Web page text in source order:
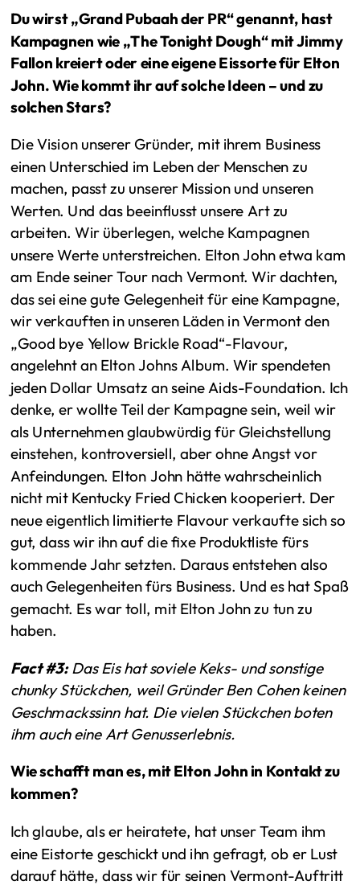
Du wirst „Grand Pubaah der PR“ genannt, hast
Kampagnen wie „The Tonight Dough“ mit Jimmy
Fallon kreiert oder eine eigene Eissorte für Elton
John. Wie kommt ihr auf solche Ideen – und zu
solchen Stars?
Die Vision unserer Gründer, mit ihrem Business
einen Unterschied im Leben der Menschen zu
machen, passt zu unserer Mission und unseren
Werten. Und das beeinflusst unsere Art zu
arbeiten. Wir überlegen, welche Kampagnen
unsere Werte unterstreichen. Elton John etwa kam
am Ende seiner Tour nach Vermont. Wir dachten,
das sei eine gute Gelegenheit für eine Kampagne,
wir verkauften in unseren Läden in Vermont den
„Good bye Yellow Brickle Road“-Flavour,
angelehnt an Elton Johns Album. Wir spendeten
jeden Dollar Umsatz an seine Aids-Foundation. Ich
denke, er wollte Teil der Kampagne sein, weil wir
als Unternehmen glaubwürdig für Gleichstellung
einstehen, kontroversiell, aber ohne Angst vor
Anfeindungen. Elton John hätte wahrscheinlich
nicht mit Kentucky Fried Chicken kooperiert. Der
neue eigentlich limitierte Flavour verkaufte sich so
gut, dass wir ihn auf die fixe Produktliste fürs
kommende Jahr setzten. Daraus entstehen also
auch Gelegenheiten fürs Business. Und es hat Spaß
gemacht. Es war toll, mit Elton John zu tun zu
haben.
Fact #3:Das Eis hat soviele Keks- und sonstige
chunky Stückchen, weil Gründer Ben Cohen keinen
Geschmackssinn hat. Die vielen Stückchen boten
ihm auch eine Art Genusserlebnis.
Wie schafft man es, mit Elton John in Kontakt zu
kommen?
Ich glaube, als er heiratete, hat unser Team ihm
eine Eistorte geschickt und ihn gefragt, ob er Lust
darauf hätte, dass wir für seinen Vermont-Auftritt